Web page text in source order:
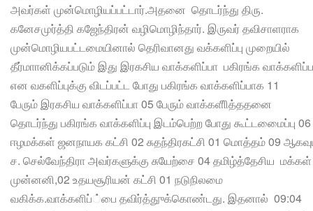
அவர்கள் முன்மொழியப்பட்டார்.அதனை தொடர்ந்து திரு.
கனேசமுர்த்தி கஜேந்திரன் வழிமொழிந்தார். இருவர் தவிசாளராக
முன்மொழியபட்டமையினால் தெரிவானது வக்களிப்பு முறையில்
தீர்மாானிக்கப்படும் இது இரகசிய வாக்களிப்பா பகிரங்க
என வகளிப்புக்கு விடப்பட்ட போது பகிரங்க வாக்களிப்பாக 11
பேரும் இரகசிய வாக்களிப்பா 05 பேரும் வாக்களிித்ததனை
தொடர்ந்து பகிரங்க வாக்களிப்பு இடம்பெற்ற போது கூட்டமைைப்பு 06
ஈழமக்கள் ஜனநாயக கட்சி 02 சுதந்திரகட்சி 01 மொத்தம் 09
ச. செல்வேந்திரா அவர்களுக்கு சுயேற்சை 04 தமிழ்த்தேசிய மக்கள்
முன்னனி,02 உதயசூரியன் கட்சி 01 நடுநிலமை
வகிக்க.வாக்களிப்்பை தவிர்த்துுக்கொண்டது. இதனால் 09:04